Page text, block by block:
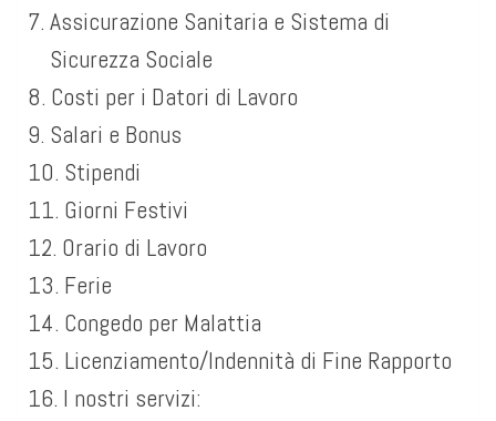
Assicurazione Sanitaria e Sistema di
Sicurezza Sociale
Costi per i Datori di Lavoro
Salari e Bonus
Stipendi
Giorni Festivi
Orario di Lavoro
Ferie
Congedo per Malattia
Licenziamento/Indennità di Fine Rapporto
I nostri servizi: